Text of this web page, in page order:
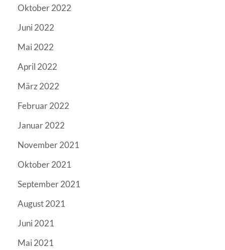
Oktober 2022
Juni 2022
Mai 2022
April 2022
März 2022
Februar 2022
Januar 2022
November 2021
Oktober 2021
September 2021
August 2021
Juni 2021
Mai 2021